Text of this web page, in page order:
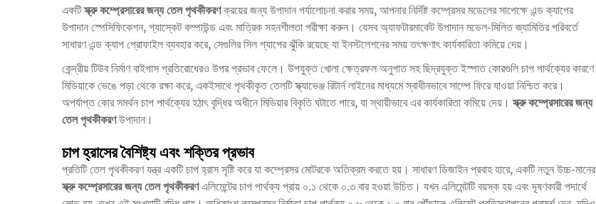
একটিস্ক্রু কম্প্রেসারের জন্য তেল পৃথকীকরণক্রয়ের জন্য উপাদান পর্যালোচনা করার সময়, আপনার নির্দিষ্ট কম্প্রেসর মডেলের সাপেক্ষে এন্ড ক্যাপের
উপাদান স্পেসিফিকেশন, গ্যাস্কেট কম্পাউন্ড এবং মাত্রিক সহনশীলতা পরীক্ষা করুন। যেসব অ্যাফটারমার্কেট উপাদান মডেল-মিলিত জ্যামিতির পরিবর্তে
সাধারণ এন্ড ক্যাপ প্রোফাইল ব্যবহার করে, সেগুলির সিল গ্যাপের ঝুঁকি রয়েছে যা ইনস্টলেশনের সময় তৎক্ষণাৎ কার্যকারিতা কমিয়ে দেয়।
কেন্দ্রীয় টিউব নির্মাণ বাইপাস প্রতিরোধেরও উপর প্রভাব ফেলে। উপযুক্ত খোলা ক্ষেত্রফল অনুপাত সহ ছিদ্রযুক্ত ইস্পাত কোরগুলি চাপ পার্থক্যের কারণে
মিডিয়াকে ভেঙে পড়া থেকে রক্ষা করে, একইসাথে পৃথকীকৃত তেলটি স্ক্যাভেঞ্জ রিটার্ন লাইনের মাধ্যমে স্বাধীনভাবে সাম্পে ফিরে যাওয়া নিশ্চিত করে।
অপর্যাপ্ত কোর সমর্থন চাপ পার্থক্যের হঠাৎ বৃদ্ধির অধীনে মিডিয়ার বিকৃতি ঘটাতে পারে, যা স্থায়ীভাবে এর কার্যকারিতা কমিয়ে দেয়।স্ক্রু কম্প্রেসারের জন্য
তেল পৃথকীকরণউপাদান।
চাপ হ্রাসের বৈশিষ্ট্য এবং শক্তির প্রভাব
প্রতিটি তেল পৃথকীকরণ যন্ত্র একটি চাপ হ্রাস সৃষ্টি করে যা কম্প্রেসর মোটরকে অতিক্রম করতে হয়। সাধারণ ডিজাইন প্রবাহ হারে, একটি নতুন উচ্চ-মানের
স্ক্রু কম্প্রেসারের জন্য তেল পৃথকীকরণএলিমেন্টের চাপ পার্থক্য প্রায় ০.১ থেকে ০.৩ বার হওয়া উচিত। যখন এলিমেন্টটি বয়স্ক হয় এবং দূষণকারী পদার্থে